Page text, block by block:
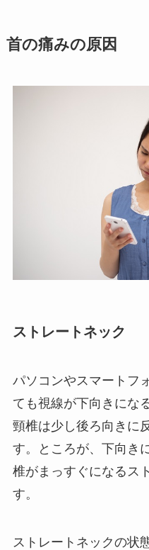
首の痛みの原因
ストレートネック
パソコンやスマートフ
ても視線が下向きにな
頸椎は少し後ろ向きに
す。ところが、下向き
椎がまっすぐになるス
す。
ストレートネックの状